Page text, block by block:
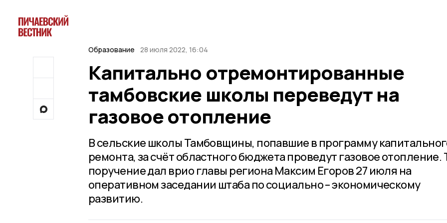
Образование 28 июля 2022, 16:04
Капитально отремонтированные
тамбовские школы переведут на
газовое отопление
В сельские школы Тамбовщины, попавшие в программу
ремонта, за счёт областного бюджета проведут газовое отопление.
поручение дал врио главы региона Максим Егоров 27 июля на
оперативном заседании штаба по социально – экономическому
развитию.